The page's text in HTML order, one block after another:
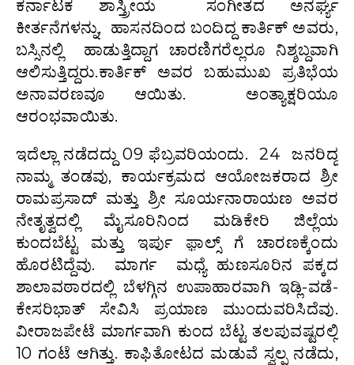
ಕರ್ನಾಟಕ ಶಾಸ್ತ್ರೀಯ ಸಂಗೀತದ ಅನರ್ಘ್ಯ
ಕೀರ್ತನೆಗಳನ್ನು, ಹಾಸನದಿಂದ ಬಂದಿದ್ದ ಕಾರ್ತಿಕ್ ಅವರು,
ಬಸ್ಸಿನಲ್ಲಿ ಹಾಡುತ್ತಿದ್ದಾಗ ಚಾರಣಿಗರೆಲ್ಲರೂ ನಿಶ್ಶಬ್ದವಾಗಿ
ಆಲಿಸುತ್ತಿದ್ದರು.ಕಾರ್ತಿಕ್ ಅವರ ಬಹುಮುಖ ಪ್ರತಿಭೆಯ
ಅನಾವರಣವೂ ಆಯಿತು. ಅಂತ್ಯಾಕ್ಷರಿಯೂ
ಆರಂಭವಾಯಿತು.
ಇದೆಲ್ಲಾ ನಡೆದದ್ದು 09 ಫೆಬ್ರವರಿಯಂದು. 24 ಜನರಿದ್ದ
ನಾಮ್ಮ ತಂಡವು, ಕಾರ್ಯಕ್ರಮದ ಆಯೋಜಕರಾದ ಶ್ರೀ
ರಾಮಪ್ರಸಾದ್ ಮತ್ತು ಶ್ರೀ ಸೂರ್ಯನಾರಾಯಣ ಅವರ
ನೇತೃತ್ವದಲ್ಲಿ ಮೈಸೂರಿನಿಂದ ಮಡಿಕೇರಿ ಜಿಲ್ಲೆಯ
ಕುಂದಬೆಟ್ಟ ಮತ್ತು ಇರ್ಪು ಫ಼ಾಲ್ಸ್ ಗೆ ಚಾರಣಕ್ಕೆಂದು
ಹೊರಟಿದ್ದೆವು. ಮಾರ್ಗ ಮಧ್ಯೆ ಹುಣಸೂರಿನ ಪಕ್ಕದ
ಶಾಲಾವಠಾರದಲ್ಲಿ ಬೆಳಗ್ಗಿನ ಉಪಾಹಾರವಾಗಿ ಇಡ್ಲಿ-ವಡೆ-
ಕೇಸರಿಭಾತ್ ಸೇವಿಸಿ ಪ್ರಯಾಣ ಮುಂದುವರಿಸಿದೆವು.
ವೀರಾಜಪೇಟೆ ಮಾರ್ಗವಾಗಿ ಕುಂದ ಬೆಟ್ಟ ತಲಪುವಷ್ಟರಲ್ಲಿ
10 ಗಂಟೆ ಆಗಿತ್ತು. ಕಾಫಿತೋಟದ ಮಡುವೆ ಸ್ವಲ್ಪ ನಡೆದು,